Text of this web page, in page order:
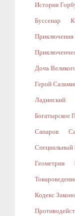
История
Буссенар
Приключения
Дочь
Герой
Ладинский
Богатырское
Сапаров
Специальный
Геометрия
Кодекс